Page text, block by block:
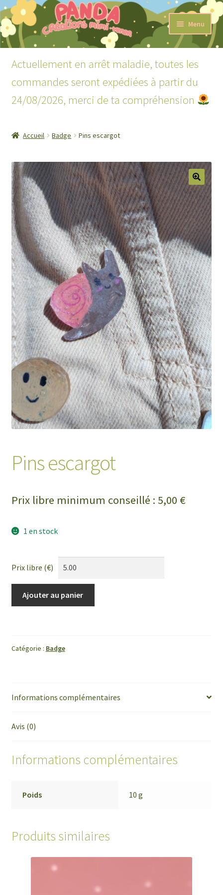
Aller
la
Aller
au
contenu
Menu
Accueil
le
menu
Lecture
Ouvrir
Actuellement en arrêt maladie, toutes les
commandes seront expédiées à partir du
24/08/2026, merci de ta compréhension
Accueil Badge Pins escargot
Pins escargot
Prix libre minimum conseillé : 5,00 €
1 en stock
Prix libre (€)
Ajouter au panier
Catégorie : Badge
Informations complémentaires
Avis (0)
Informations complémentaires
Poids 10 g
Produits similaires